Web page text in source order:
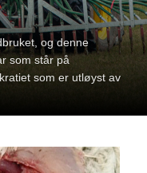
og denne
som står på
som er utløyst av